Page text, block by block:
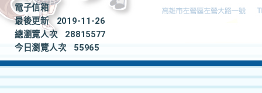
電子信箱
最後更新
2019-11-26
總瀏覽人次
28815577
今日瀏覽人次
55965